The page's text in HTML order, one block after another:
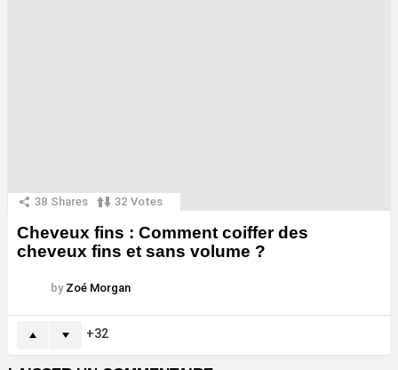
38 Shares 32 Votes
Cheveux fins : Comment coiffer des
cheveux fins et sans volume ?
by Zoé Morgan
32